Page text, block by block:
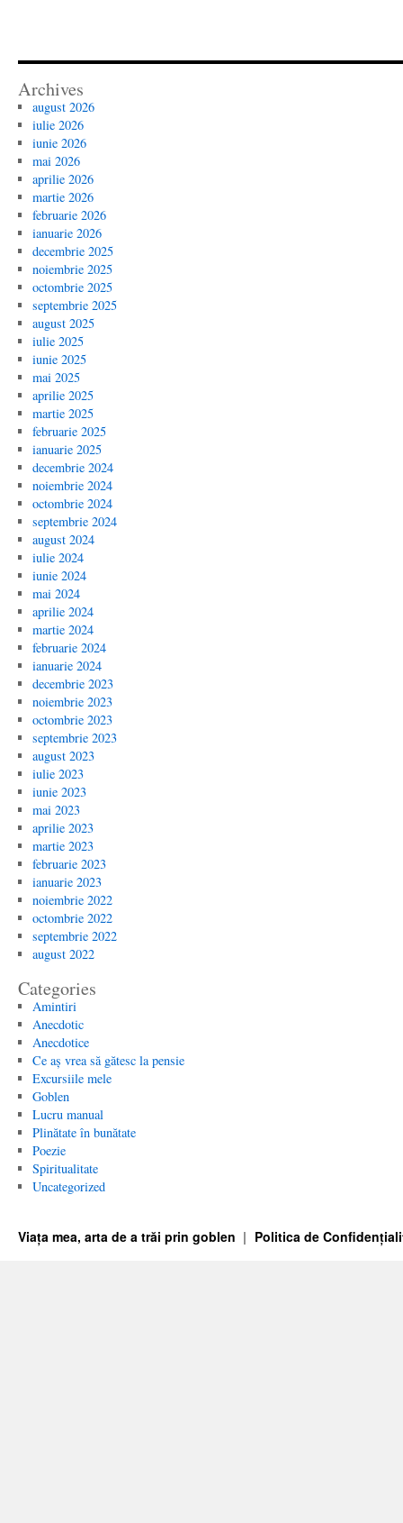
Archives
august 2026
iulie 2026
iunie 2026
mai 2026
aprilie 2026
martie 2026
februarie 2026
ianuarie 2026
decembrie 2025
noiembrie 2025
octombrie 2025
septembrie 2025
august 2025
iulie 2025
iunie 2025
mai 2025
aprilie 2025
martie 2025
februarie 2025
ianuarie 2025
decembrie 2024
noiembrie 2024
octombrie 2024
septembrie 2024
august 2024
iulie 2024
iunie 2024
mai 2024
aprilie 2024
martie 2024
februarie 2024
ianuarie 2024
decembrie 2023
noiembrie 2023
octombrie 2023
septembrie 2023
august 2023
iulie 2023
iunie 2023
mai 2023
aprilie 2023
martie 2023
februarie 2023
ianuarie 2023
noiembrie 2022
octombrie 2022
septembrie 2022
august 2022
Categories
Amintiri
Anecdotic
Anecdotice
Ce aș vrea să gătesc la pensie
Excursiile mele
Goblen
Lucru manual
Plinătate în bunătate
Poezie
Spiritualitate
Uncategorized
Viața mea, arta de a trăi prin goblen Politica de